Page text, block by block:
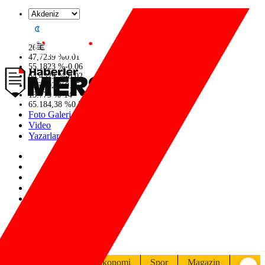
26°C
47,7239 %0.01
55,1823 %-0.06
64,4329 %-0.02
6664.02 %0.05
13.779 %-14
65.184,38 %0.37
Foto Galeri
Video
Yazarlar
Ekonomi Spor Magazin